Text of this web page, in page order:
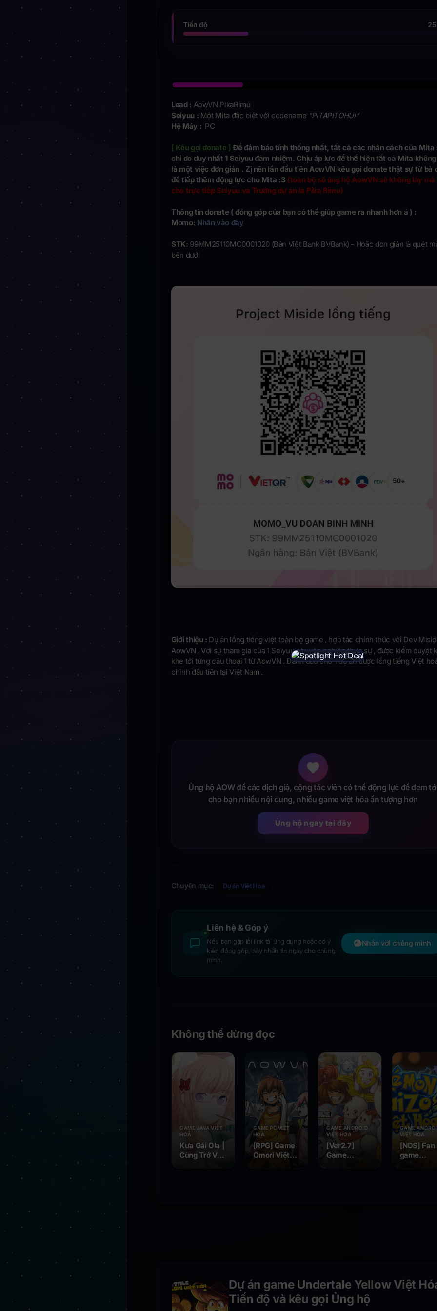
Tiến độ
Lead : AowVN PikaRimu
Seiyuu : Một Mita đặc biệt với codename "PITAPITOHUI"
Hệ Máy : PC
[ Kêu gọi donate ] Để đảm báo tính thống nhất, tất cả các nhân cách của Mita
chỉ do duy nhất 1 Seiyuu đảm nhiệm. Chịu áp lực để thể hiện tất cả Mita
là một việc đơn giản . Zị nên lần đầu tiên AowVN kêu gọi donate thật sự từ bà
để tiếp thêm động lực cho Mita :3 (toàn bộ số ủng hộ AowVN sẽ không lấy
cho trực tiếp Seiyuu và Trưởng dự án là Pika Rimu)
Thông tin donate ( đóng góp của bạn có thể giúp game ra nhanh hơn á ) :
Momo: Nhấn vào đây
STK: 99MM25110MC0001020 (Bản Việt Bank BVBank) - Hoặc đơn giản là quét
bên dưới
Giới thiệu : Dự án lồng tiếng việt toàn bộ game , hợp tác chính thức với Dev
AowVN . Với sự tham gia của 1 Seiyuu chuyên nghiệp thực sự , được kiểm duyệt
khe tới từng câu thoại 1 từ AowVN . Đánh dấu cho 1 dự án được lồng tiếng Việt
chỉnh đầu tiên tại Việt Nam .
Ủng hộ AOW để các dịch giả, cộng tác viên có thể động lực để đem
cho bạn nhiều nội dung, nhiều game việt hóa ấn tượng hơn
Ủng hộ ngay tại đây
Chuyên mục: Dự án Việt Hóa
Liên hệ & Góp ý
Nếu bạn gặp lỗi link tải ứng dụng hoặc có ý
kiến đóng góp, hãy nhắn tin ngay cho chúng
mình.
Nhắn với chúng mình
Không thể dừng đọc
GAME JAVA VIỆT
HÓA
Kưa Gái Ola |
Cùng Trở Về
GAME PC VIỆT
HÓA
[RPG] Game
Omori Việt
GAME ANDROID
VIỆT HÓA
[Ver2.7]
Game
GAME
VIỆT HÓA
[NDS] Fan
game
Dự án game Undertale Yellow Việt
Tiến độ và kêu gọi Ủng hộ
×